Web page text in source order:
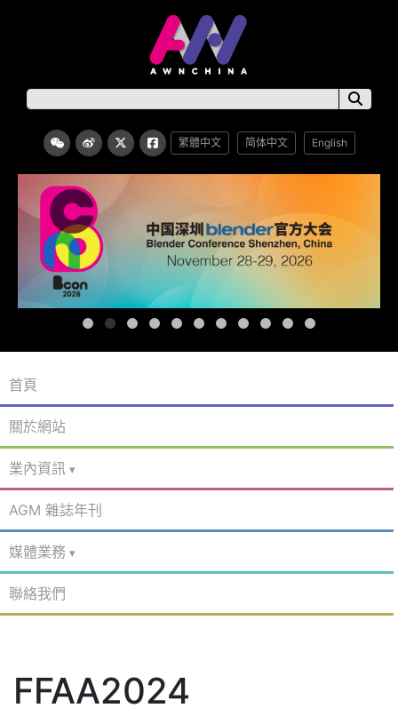
繁體中文 简体中文 English
首頁
關於網站
業內資訊
AGM 雜誌年刊
媒體業務
聯絡我們
FFAA2024